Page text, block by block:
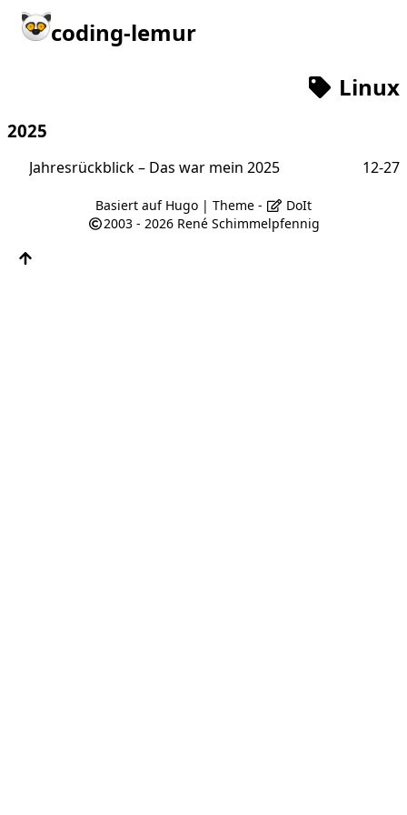
coding-lemur
Linux
2025
Jahresrückblick – Das war mein 2025 12-27
Basiert auf Hugo | Theme -
DoIt
2003 - 2026 René Schimmelpfennig